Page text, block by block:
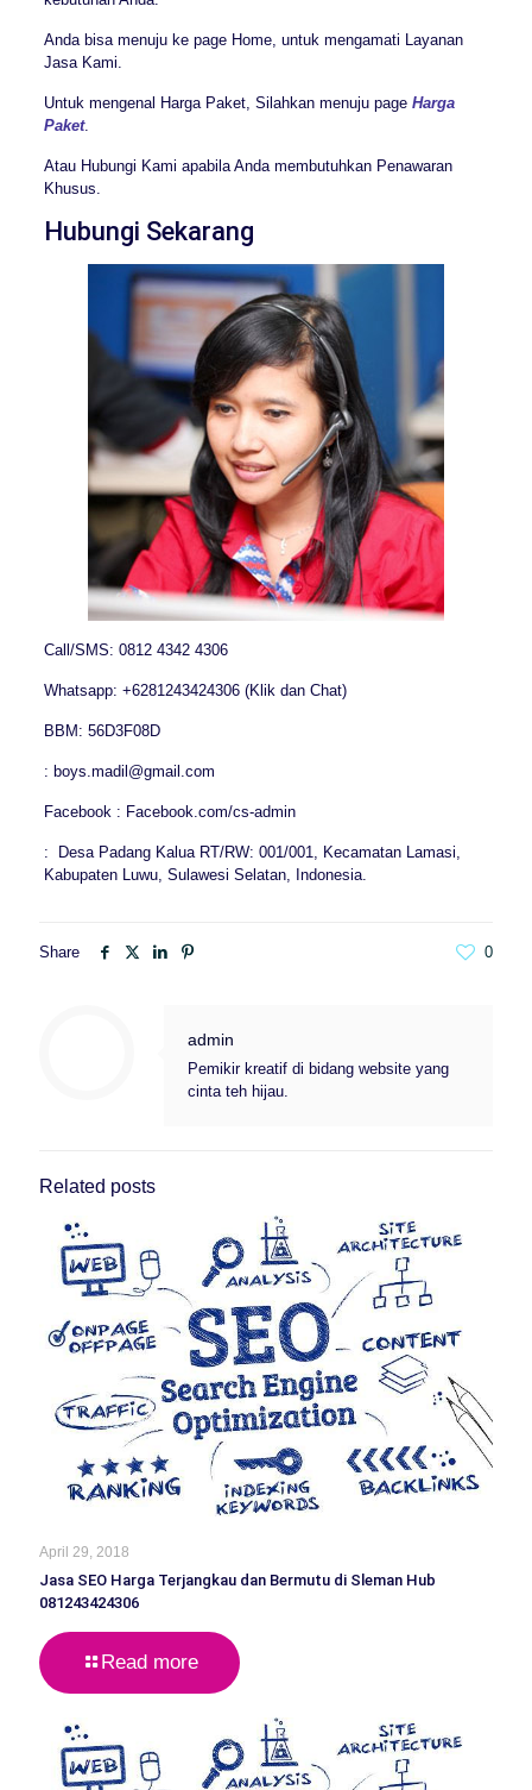
Anda bisa menuju ke page Home, untuk mengamati Layanan
Jasa Kami.
Untuk mengenal Harga Paket, Silahkan menuju page Harga
Paket.
Atau Hubungi Kami apabila Anda membutuhkan Penawaran
Khusus.
Hubungi Sekarang
Call/SMS: 0812 4342 4306
Whatsapp: +6281243424306 (Klik dan Chat)
BBM: 56D3F08D
: boys.madil@gmail.com
Facebook : Facebook.com/cs-admin
: Desa Padang Kalua RT/RW: 001/001, Kecamatan Lamasi,
Kabupaten Luwu, Sulawesi Selatan, Indonesia.
Share 0
admin
Pemikir kreatif di bidang website yang
cinta teh hijau.
Related posts
April 29, 2018
Jasa SEO Harga Terjangkau dan Bermutu di Sleman Hub
081243424306
Read more